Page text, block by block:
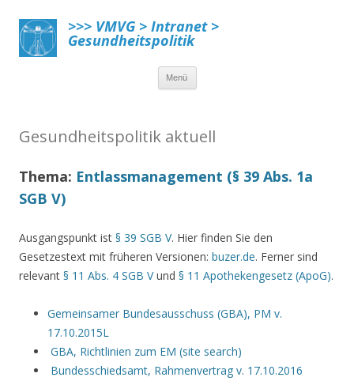
>>> VMVG > Intranet >
Gesundheitspolitik
Menü
Gesundheitspolitik aktuell
Thema: Entlassmanagement (§ 39 Abs. 1a
SGB V)
Ausgangspunkt ist § 39 SGB V. Hier finden Sie den
Gesetzestext mit früheren Versionen: buzer.de. Ferner sind
relevant § 11 Abs. 4 SGB Vund § 11 Apothekengesetz (ApoG).
Gemeinsamer Bundesausschuss (GBA), PM v.
17.10.2015L
GBA, Richtlinien zum EM (site search)
Bundesschiedsamt, Rahmenvertrag v. 17.10.2016